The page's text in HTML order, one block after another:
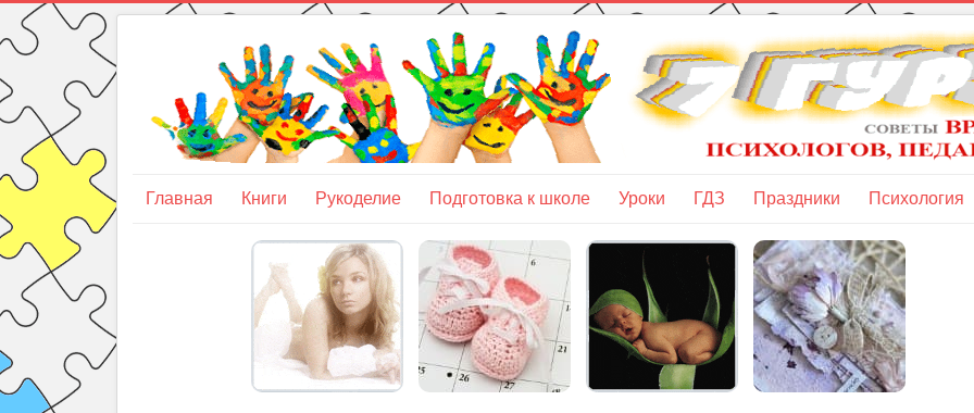
Главная Книги Рукоделие Подготовка к школе Уроки ГДЗ Праздники Психология